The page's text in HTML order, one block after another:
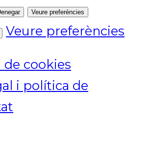
Veure preferències
Veure preferències
de cookies
i política de